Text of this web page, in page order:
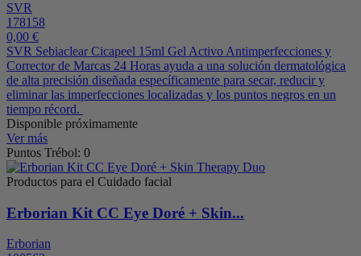
SVR
178158
0,00 €
SVR Sebiaclear Cicapeel 15ml Gel Activo Antimperfecciones y
Corrector de Marcas 24 Horas ayuda a una solución dermatológica
de alta precisión diseñada específicamente para secar, reducir y
eliminar las imperfecciones localizadas y los puntos negros en un
tiempo récord.
Disponible próximamente
Ver más
Puntos Trébol: 0
Productos para el Cuidado facial
Erborian Kit CC Eye Doré + Skin...
Erborian